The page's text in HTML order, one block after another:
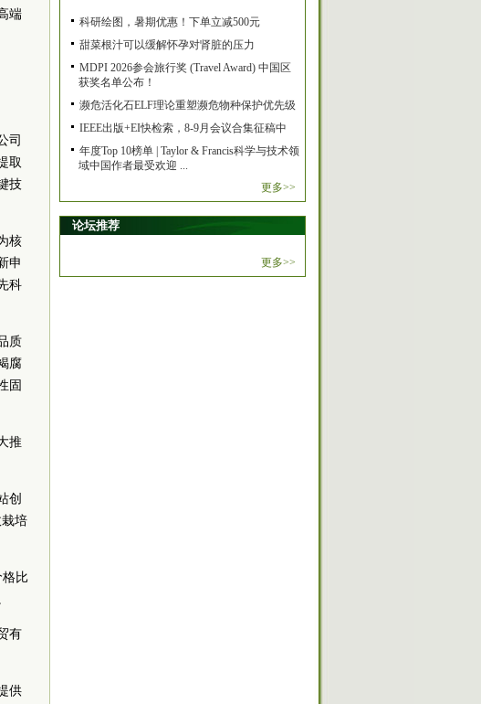
端
司
取
技
核
申
科
质
腐
固
推
创
培
格比
有
供
科研绘图，暑期优惠！下单立减500元
甜菜根汁可以缓解怀孕对肾脏的压力
MDPI 2026参会旅行奖 (Travel Award) 中国区
获奖名单公布！
濒危活化石ELF理论重塑濒危物种保护优先级
IEEE出版+EI快检索，8-9月会议合集征稿中
年度Top 10榜单 | Taylor & Francis科学与技术领
域中国作者最受欢迎 ...
更多>>
论坛推荐
更多>>